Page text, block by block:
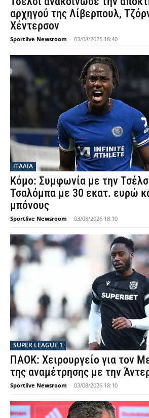
αρχηγού της Λίβερπουλ,
Χέντερσον
Sportlive Newsroom - 03/08/2026 18:40
ΙΤΑΛΙΑ
Κόμο: Συμφωνία με την
Τσαλόμπα με 30 εκατ. ευρώ
μπόνους
Sportlive Newsroom - 03/08/2026 18:10
SUPER LEAGUE 1
ΠΑΟΚ: Χειρουργείο για τον
της αναμέτρησης με την
Sportlive Newsroom - 03/08/2026 18:10